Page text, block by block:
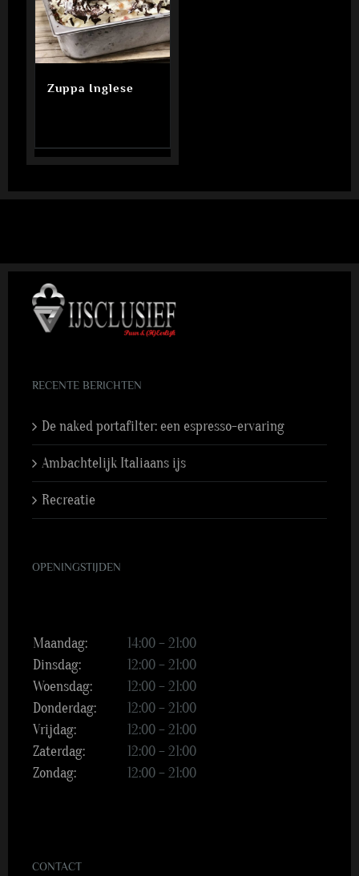
Zuppa Inglese
RECENTE BERICHTEN
De naked portafilter: een espresso-ervaring
Ambachtelijk Italiaans ijs
Recreatie
OPENINGSTIJDEN
Maandag:
14:00 – 21:00
Dinsdag:
12:00 – 21:00
Woensdag:
12:00 – 21:00
Donderdag:
12:00 – 21:00
Vrijdag:
12:00 – 21:00
Zaterdag:
12:00 – 21:00
Zondag:
12:00 – 21:00
CONTACT